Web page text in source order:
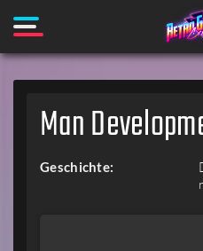
Man
Geschichte: